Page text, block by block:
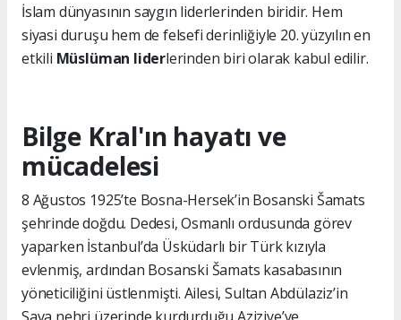
İslam dünyasının saygın liderlerinden biridir. Hem
siyasi duruşu hem de felsefi derinliğiyle 20. yüzyılın en
etkili Müslüman liderlerinden biri olarak kabul edilir.
Bilge Kral'ın hayatı ve
mücadelesi
8 Ağustos 1925’te Bosna-Hersek’in Bosanski Šamats
şehrinde doğdu. Dedesi, Osmanlı ordusunda görev
yaparken İstanbul’da Üsküdarlı bir Türk kızıyla
evlenmiş, ardından Bosanski Šamats kasabasının
yöneticiliğini üstlenmişti. Ailesi, Sultan Abdülaziz’in